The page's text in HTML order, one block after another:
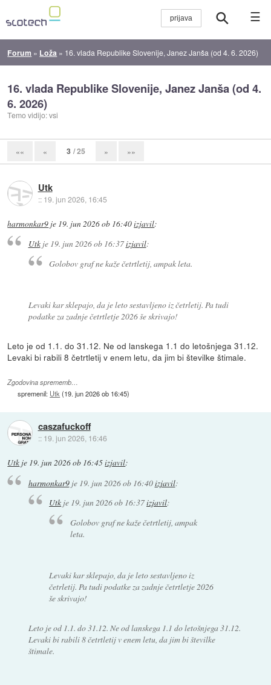
☰
Forum » Loža » 16. vlada Republike Slovenije, Janez Janša (od 4. 6. 2026)
16. vlada Republike Slovenije, Janez Janša (od 4.
6. 2026)
Temo vidijo: vsi
«« « 3 / 25 » »»
Utk
:: 19. jun 2026, 16:45
harmonkar9 je 19. jun 2026 ob 16:40izjavil:
Utkje 19. jun 2026 ob 16:37izjavil:
Golobov graf ne kaže četrtletij, ampak leta.
Levaki kar sklepajo, da je leto sestavljeno iz četrletij. Pa tudi
podatke za zadnje četrtletje 2026 še skrivajo!
Leto je od 1.1. do 31.12. Ne od lanskega 1.1 do letošnjega 31.12.
Levaki bi rabili 8 četrtletij v enem letu, da jim bi številke štimale.
Zgodovina sprememb…
spremenil: Utk (19. jun 2026 ob 16:45)
caszafuckoff
:: 19. jun 2026, 16:46
Utk je 19. jun 2026 ob 16:45izjavil:
harmonkar9je 19. jun 2026 ob 16:40izjavil:
Utk je 19. jun 2026 ob 16:37izjavil:
Golobov graf ne kaže četrtletij, ampak
leta.
Levaki kar sklepajo, da je leto sestavljeno iz
četrletij. Pa tudi podatke za zadnje četrtletje 2026
še skrivajo!
Leto je od 1.1. do 31.12. Ne od lanskega 1.1 do letošnjega 31.12.
Levaki bi rabili 8 četrtletij v enem letu, da jim bi številke
štimale.